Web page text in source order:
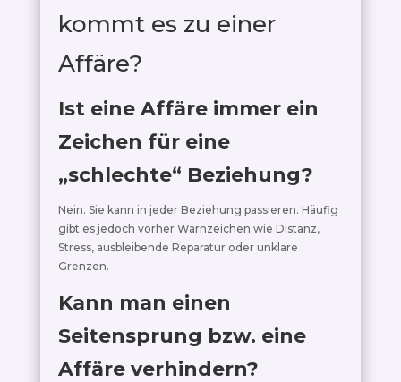
kommt es zu einer
Affäre?
Ist eine Affäre immer ein
Zeichen für eine
„schlechte“ Beziehung?
Nein. Sie kann in jeder Beziehung passieren. Häufig
gibt es jedoch vorher Warnzeichen wie Distanz,
Stress, ausbleibende Reparatur oder unklare
Grenzen.
Kann man einen
Seitensprung bzw. eine
Affäre verhindern?